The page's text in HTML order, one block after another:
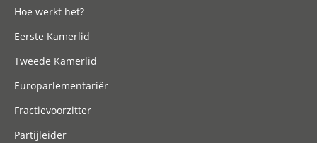
Hoe werkt het?
Eerste Kamerlid
Tweede Kamerlid
Europarlementariër
Fractievoorzitter
Partijleider